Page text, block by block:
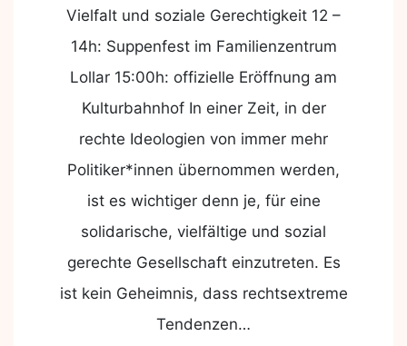
Vielfalt und soziale Gerechtigkeit 12 –
14h: Suppenfest im Familienzentrum
Lollar 15:00h: offizielle Eröffnung am
Kulturbahnhof In einer Zeit, in der
rechte Ideologien von immer mehr
Politiker*innen übernommen werden,
ist es wichtiger denn je, für eine
solidarische, vielfältige und sozial
gerechte Gesellschaft einzutreten. Es
ist kein Geheimnis, dass rechtsextreme
Tendenzen…